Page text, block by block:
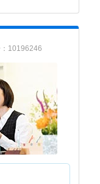
10196246